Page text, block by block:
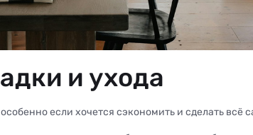
и ухода
если хочется сэкономить и сделать всё